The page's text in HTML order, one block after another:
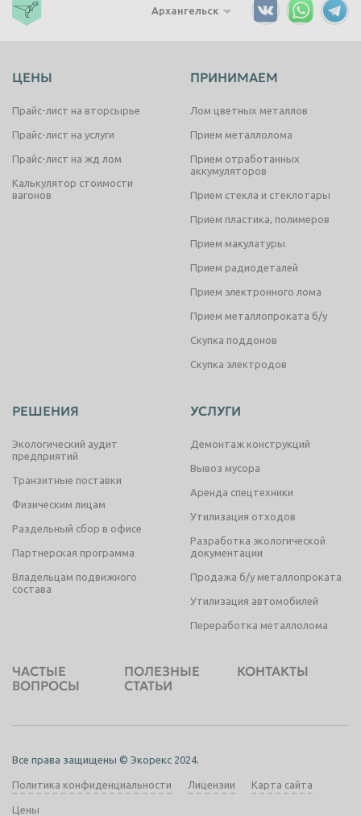
Архангельск
ЦЕНЫ
Прайс-лист на вторсырье
Прайс-лист на услуги
Прайс-лист на жд лом
Калькулятор стоимости
вагонов
ПРИНИМАЕМ
Лом цветных металлов
Прием металлолома
Прием отработанных
аккумуляторов
Прием стекла и стеклотары
Прием пластика, полимеров
Прием макулатуры
Прием радиодеталей
Прием электронного лома
Прием металлопроката б/у
Скупка поддонов
Скупка электродов
РЕШЕНИЯ
Экологический аудит
предприятий
Транзитные поставки
Физическим лицам
Раздельный сбор в офисе
Партнерская программа
Владельцам подвижного
состава
УСЛУГИ
Демонтаж конструкций
Вывоз мусора
Аренда спецтехники
Утилизация отходов
Разработка экологической
документации
Продажа б/у металлопроката
Утилизация автомобилей
Переработка металлолома
ЧАСТЫЕ
ВОПРОСЫ
ПОЛЕЗНЫЕ
СТАТЬИ
КОНТАКТЫ
Все права защищены © Экорекс 2024.
Политика конфиденциальности Лицензии Карта сайта
Цены